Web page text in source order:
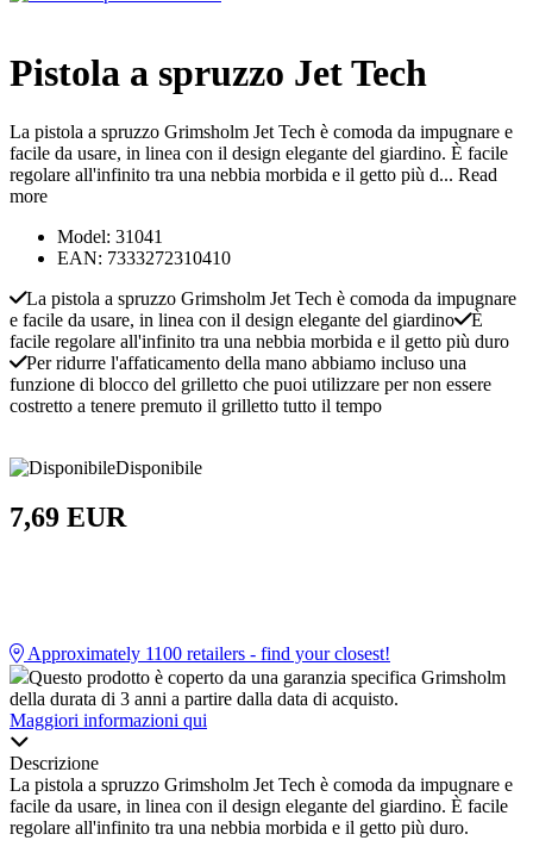
Pistola a spruzzo Jet Tech
La pistola a spruzzo Grimsholm Jet Tech è comoda da impugnare e
facile da usare, in linea con il design elegante del giardino. È facile
regolare all'infinito tra una nebbia morbida e il getto più d... Read
more
Model: 31041
EAN: 7333272310410
La pistola a spruzzo Grimsholm Jet Tech è comoda da impugnare
e facile da usare, in linea con il design elegante del giardino
È
facile regolare all'infinito tra una nebbia morbida e il getto più duro
Per ridurre l'affaticamento della mano abbiamo incluso una
funzione di blocco del grilletto che puoi utilizzare per non essere
costretto a tenere premuto il grilletto tutto il tempo
Disponibile
7,69 EUR
Approximately 1100 retailers - find your closest!
Questo prodotto è coperto da una garanzia specifica Grimsholm
della durata di 3 anni a partire dalla data di acquisto.
Maggiori informazioni qui
Descrizione
La pistola a spruzzo Grimsholm Jet Tech è comoda da impugnare e
facile da usare, in linea con il design elegante del giardino. È facile
regolare all'infinito tra una nebbia morbida e il getto più duro.